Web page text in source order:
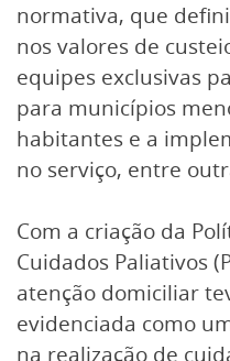
normativa, que
nos valores de
equipes exclusivas
para municípios
habitantes e a
no serviço, entre
Com a criação da
Cuidados Paliativos
atenção domiciliar
evidenciada como
na realização de